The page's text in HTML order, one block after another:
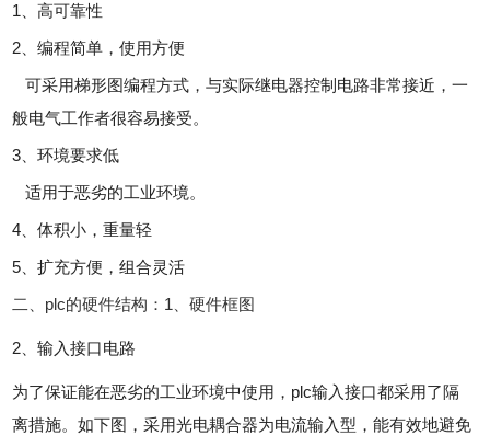
1、高可靠性
2、编程简单，使用方便
可采用梯形图编程方式，与实际继电器控制电路非常接近，一
般电气工作者很容易接受。
3、环境要求低
适用于恶劣的工业环境。
4、体积小，重量轻
5、扩充方便，组合灵活
二、plc的硬件结构：1、硬件框图
2、输入接口电路
为了保证能在恶劣的工业环境中使用，plc输入接口都采用了隔
离措施。如下图，采用光电耦合器为电流输入型，能有效地避免